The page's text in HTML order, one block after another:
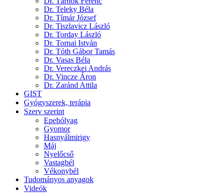
Dr. Teleky Béla
Dr. Tímár József
Dr. Tiszlavicz László
Dr. Torday László
Dr. Tornai István
Dr. Tóth Gábor Tamás
Dr. Vasas Béla
Dr. Vereczkei András
Dr. Vincze Áron
Dr. Zaránd Attila
GIST
Gyógyszerek, terápia
Szerv szerint
Epehólyag
Gyomor
Hasnyálmirigy
Máj
Nyelőcső
Vastagbél
Vékonybél
Tudományos anyagok
Videók